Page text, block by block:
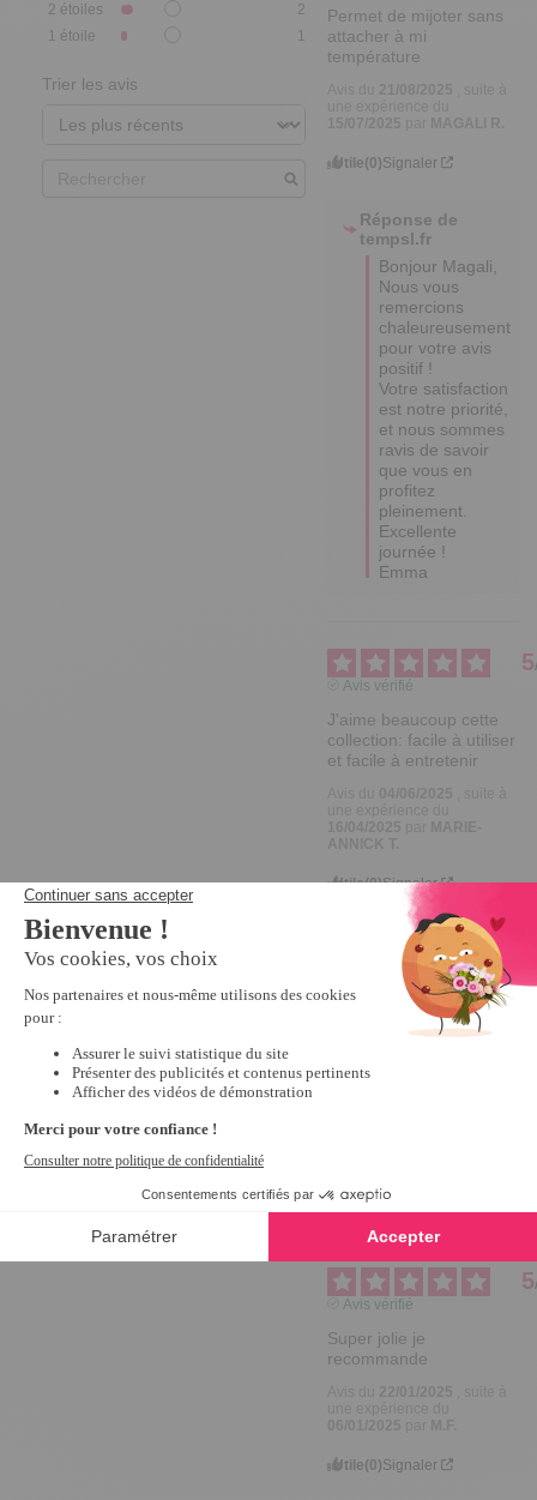
2 étoiles
2
1 étoile 1
Trier les avis
Permet de mijoter sans
attacher à mi
température
21/08/2025
15/07/2025
par MAGALI R.
Utile(0)Signaler
Réponse de
tempsl.fr
Bonjour Magali,
Nous vous
remercions
chaleureusement
pour votre avis
positif !
Votre satisfaction
est notre priorité,
et nous sommes
ravis de savoir
que vous en
profitez
pleinement.
Excellente
journée !
Emma
5
Avis vérifié
J'aime beaucoup cette
collection: facile à utiliser
et facile à entretenir
Utile(0)Signaler
Réponse de
tempsl.fr
Bonjour
Marie
Merci
Antonio
5
Avis vérifié
Super jolie je
recommande
22/01/2025
06/01/2025
par M.F.
Utile(0)Signaler